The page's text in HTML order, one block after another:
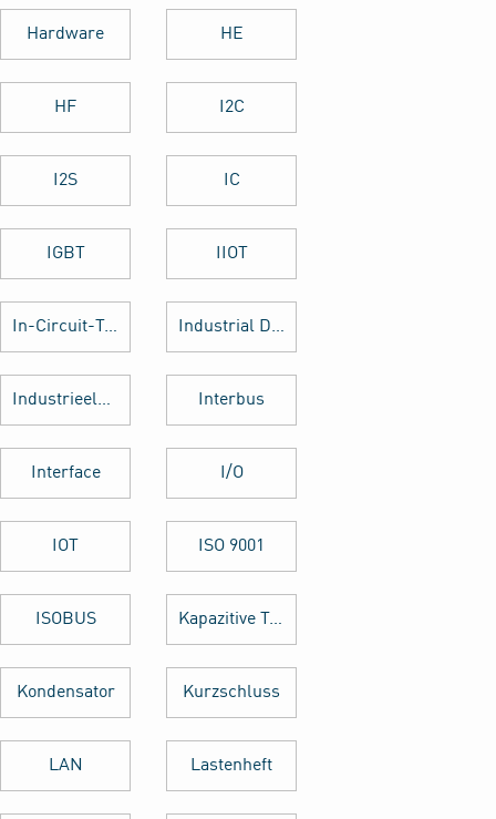
Hardware HE
HF I2C
I2S IC
IGBT IIOT
In-Circuit-Test Industrial Design
Industrieelektronik Interbus
Interface I/O
IOT ISO 9001
ISOBUS Kapazitive Tasten
Kondensator Kurzschluss
LAN Lastenheft